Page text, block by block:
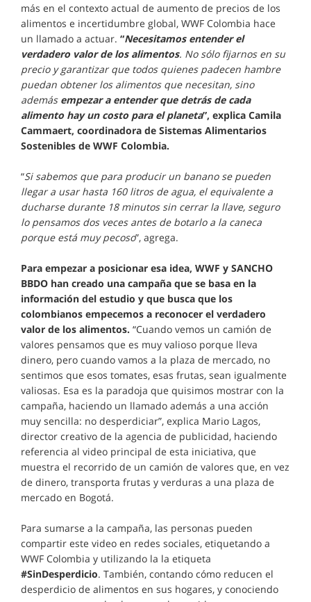
más en el contexto actual de aumento de precios de los
alimentos e incertidumbre global, WWF Colombia hace
un llamado a actuar. “Necesitamos entender el
verdadero valor de los alimentos. No sólo fijarnos en su
precio y garantizar que todos quienes padecen hambre
puedan obtener los alimentos que necesitan, sino
además empezar a entender que detrás de cada
alimento hay un costo para el planeta”, explica Camila
Cammaert, coordinadora de Sistemas Alimentarios
Sostenibles de WWF Colombia.
“Si sabemos que para producir un banano se pueden
llegar a usar hasta 160 litros de agua, el equivalente a
ducharse durante 18 minutos sin cerrar la llave, seguro
lo pensamos dos veces antes de botarlo a la caneca
porque está muy pecoso”, agrega.
Para empezar a posicionar esa idea, WWF y SANCHO
BBDO han creado una campaña que se basa en la
información del estudio y que busca que los
colombianos empecemos a reconocer el verdadero
valor de los alimentos. “Cuando vemos un camión de
valores pensamos que es muy valioso porque lleva
dinero, pero cuando vamos a la plaza de mercado, no
sentimos que esos tomates, esas frutas, sean igualmente
valiosas. Esa es la paradoja que quisimos mostrar con la
campaña, haciendo un llamado además a una acción
muy sencilla: no desperdiciar”, explica Mario Lagos,
director creativo de la agencia de publicidad, haciendo
referencia al video principal de esta iniciativa, que
muestra el recorrido de un camión de valores que, en vez
de dinero, transporta frutas y verduras a una plaza de
mercado en Bogotá.
Para sumarse a la campaña, las personas pueden
compartir este video en redes sociales, etiquetando a
WWF Colombia y utilizando la la etiqueta
#SinDesperdicio. También, contando cómo reducen el
desperdicio de alimentos en sus hogares, y conociendo